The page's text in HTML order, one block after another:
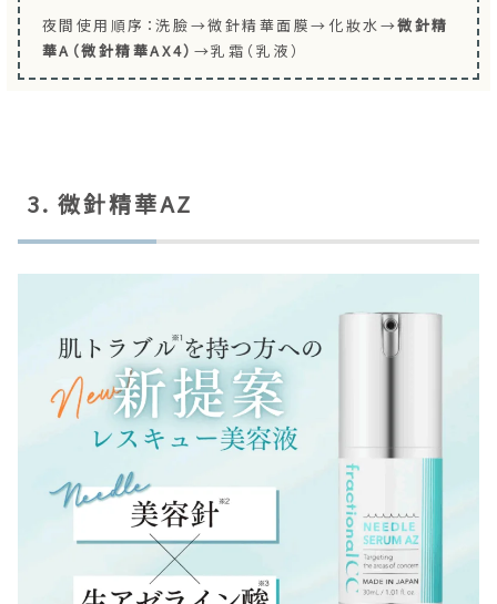
夜間使用順序：洗臉→微針精華面膜→化妝水→微針精
華A（微針精華AX4） →乳霜（乳液）
3. 微針精華AZ